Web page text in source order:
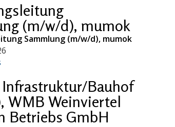
(m/w/d), mumok
Sammlung (m/w/d), mumok
Bauhof
WMB Weinviertel
Betriebs GmbH